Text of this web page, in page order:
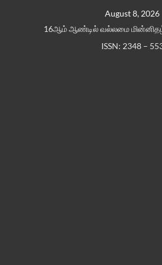
August 8, 2026
16ஆம் ஆண்டில் வல்லமை
ISSN: 2348 –